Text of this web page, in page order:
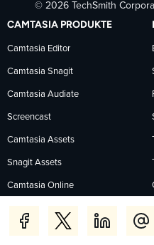
© 2026 TechSmith
CAMTASIA PRODUKTE
Camtasia Editor
Camtasia Snagit
Camtasia Audiate
Screencast
Camtasia Assets
Snagit Assets
Camtasia Online
ANWENDUNGSFÄLLE